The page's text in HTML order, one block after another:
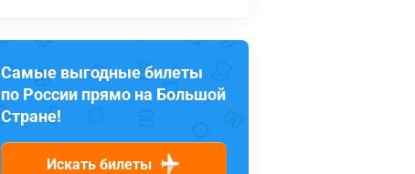
Самые выгодные билеты
по России прямо на Большой
Стране!
Искать билеты